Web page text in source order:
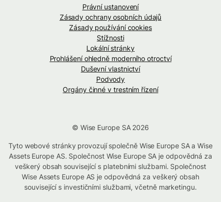
Právní ustanovení
Zásady ochrany osobních údajů
Zásady používání cookies
Stížnosti
Lokální stránky
Prohlášení ohledně moderního otroctví
Duševní vlastnictví
Podvody
Orgány činné v trestním řízení
© Wise Europe SA 2026
Tyto webové stránky provozují společně Wise Europe SA a Wise
Assets Europe AS. Společnost Wise Europe SA je odpovědná za
veškerý obsah související s platebními službami. Společnost
Wise Assets Europe AS je odpovědná za veškerý obsah
související s investičními službami, včetně marketingu.